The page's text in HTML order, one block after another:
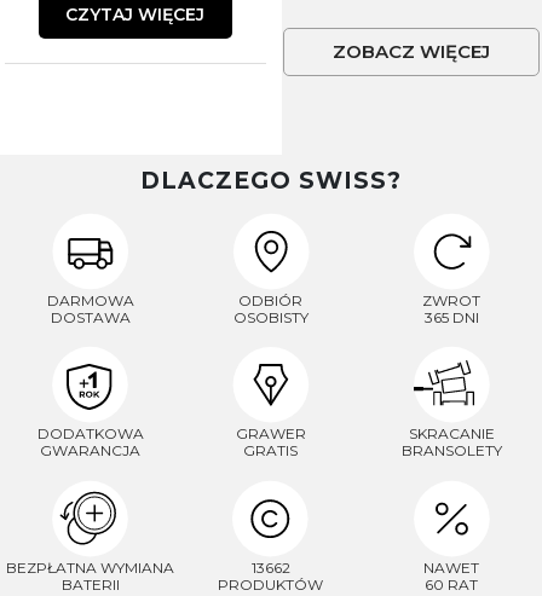
CZYTAJ WIĘCEJ
ZOBACZ WIĘCEJ
DLACZEGO SWISS?
DARMOWA
DOSTAWA
ODBIÓR
OSOBISTY
ZWROT
365 DNI
DODATKOWA
GWARANCJA
GRAWER
GRATIS
SKRACANIE
BRANSOLETY
BEZPŁATNA WYMIANA
BATERII
13662
PRODUKTÓW
NAWET
60 RAT